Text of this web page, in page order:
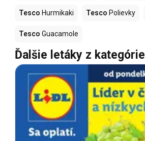
Tesco Hurmikaki Tesco Polievky
Tesco Guacamole
Ďalšie letáky z kategórie